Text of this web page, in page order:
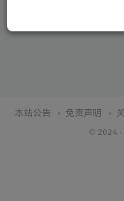
本站公告 免责声明
© 2024 ·